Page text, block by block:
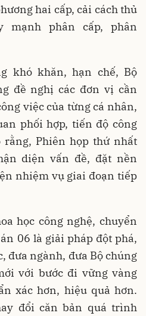
hai cấp, cải cách thủ
mạnh phân cấp, phân
khó khăn, hạn chế, Bộ
đề nghị các đơn vị cần
việc của từng cá nhân,
phối hợp, tiến độ công
Phiên họp thứ nhất
diện vấn đề, đặt nền
nhiệm vụ giai đoạn tiếp
học công nghệ, chuyển
06 là giải pháp đột phá,
đưa ngành, đưa Bộ chúng
với bước đi vững vàng
xác hơn, hiệu quả hơn.
đổi căn bản quá trình